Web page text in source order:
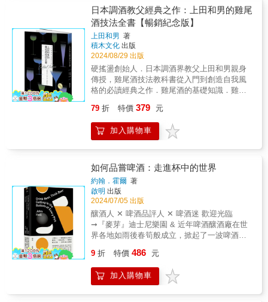
酒原料的思考、超越慣性思考的發酵時間
&hellip;&hellip;，再次刷新既有的品飲觀念。 ▌
使徒1．謎底 #當瑕疵的美成為雋永 ▌使徒2．
創新 #無須桶陳也很好喝 ▌使徒3．顛覆 #顛覆
既有，是為了持續探索 ▌使徒4．跳脫 #印度人
製作威士忌的文化衝擊 ▌使徒5．禪意 #不急不
徐的隱約之美 ▌使徒6．單一 #專屬自己的，或
許才是最佳定位 ▌使徒7．自然 #順應自然的理
想製程 ▌使徒8．極致 #萬中選一的極致之美 ▌
使徒9．傳承 #職人們數十年如一日的工藝之心
▌使徒11．和諧 #前所未有，威士忌最美好的時
代 ▌使徒12．醬味 #跳脫慣性思考的發酵時間
的入門酒款▌主題2．和朋友聚會自在喝的易飲
酒款▌主題3．推坑另一半一起喝的推薦酒款▌
主題4．喜歡果香味的入門酒款▌主題5．見威咖
岳父、生意夥伴適合的酒款▌主題6．喝一瓶少
一瓶的逸品酒款▌主題7．跟懂酒的威咖朋友一
起喝的稍進階款★特別收錄．專欄──威士忌裡
的台灣氣味★ 喝威士忌只能用西洋風味輪來描
述或交流嗎？其實威士忌裡也有台灣味！！
Steven以你我熟悉的風味字詞：水果、醬香、
辣味、海風、蔥薑蒜、原住民香料、茶香等，
更輕鬆地理解威士忌裡的美妙風味。Chapter4
執杯大師的新．12使徒十多年前，林一峰老師
寫下《尋找屬於自己的12使徒》，書中分享當
到製程的精細、因瑕疵而生的夢幻氣味、職人
的工藝之心、開始重視製酒原料的思考、超越
慣性思考的發酵時間&hellip;&hellip;，再次刷新
既有的品飲觀念。▌使徒1．謎底 #當瑕疵的美
成為雋永▌使徒2．創新 #無須桶陳也很好喝▌使
徒3．顛覆 #顛覆既有，是為了持續探索▌使徒
4．跳脫 #印度人製作威士忌的文化衝擊▌使徒
專屬自己的，或許才是最佳定位▌使徒7．自然
的極致之美▌使徒9．傳承 #職人們數十年如一
日的工藝之心▌使徒10．平衡 #將所有變因調配
成完美的不變▌使徒11．和諧 #前所未有，威士
食生活作家‧《Yilan美食生活玩家》網站主人｜
葉怡蘭&bull; 米絲阿樂局調酒專賣｜癮型人&嗜
酒人專業分享～&bull; INDULGE 餐酒館創辦
人、華人雞尾酒教父｜Aki Wang鉅細靡遺的內
容，精美簡約的圖文，將經典雞尾酒再昇華，
很適合對調酒文化有興趣的人入手！&&bull; 女
子飲酒誌主理人｜梁岱琦這是一本調酒師的宣
言，如同英文書名的副標，先思考、再喝、再
還有那無處不在的講究和哲學，或許就能品嚐
美味雞尾酒。&《調酒的技藝》是由詹姆斯・比
爾德獎（James Beard Award）得主、著名調
酒師托比・馬洛尼（Toby Maloney）和芝加哥
知名酒吧「暮色時刻」（The Violet Hour） 團
隊共同編寫的一本調酒指南。本書從調酒的基
礎概念出發，旨在教授讀者如何掌握調酒的技
巧，並在此基礎上創造出屬於自己的創意調
酒，宛如資深酒保一般自信 從容地創造出獨特
的飲品。&開幕於2007年的「暮色時刻」，是
美國調酒界的先鋒之一，他們不僅注重經典調
酒配方的精準重現，更強調創意的展現與靈活
的變化。酒吧的調酒師們不僅尊重傳統，懂得
精確製作經典調酒，但同時也喜愛打破公式、
發揮創意，並在有限的原料中激發靈感創造新
的飲品。本書同樣延續了「暮色時刻」的精
神，作者不藏私地公開了他們培養店內調酒師
種、產地、製程、必備知識，以及如何品飲、
選購、存放、運用和餐酒搭配等實用建議。◆
帶領讀者深入了解葡萄酒，並打破迷思，用知
識和五感去領略葡萄酒的魅力。◆書末並附有
葡萄酒小事典和品飲字彙表，方便讀者查索參
考。◆本書適合以下讀者：有小酌習慣，但沒
人教；沒上過課，會上網找資料或參加討論；
買過也收藏一些酒，但對各種資訊有疑慮；喜
歡葡萄酒的味道，但不知道如何品飲或喝得對
不對。「葡萄酒濃縮了時空，化做口中直接的
品種，想了解產區有什麼背景與故事，想探索
品種該有什麼風味。這本書所有的鋪陳都在幫
助你完成親近葡萄酒的『基本動作』，但我更
奇心推著我一路向前，好似高空跳傘般無畏且
樂趣盎然。希望讀這本書的你也是一樣，杯酒
見淳真，杯酒亦見人生。」──本書作者 陳上智
你因為葡萄酒是西方產物而有距離感，喝葡萄
酒的儀式和器具眾多而裹足不前？你以為好酒
必定價高、老藤就是品質保證，紅酒配紅肉、
白酒配白肉一定沒錯？你不知道該如何品飲、
種、風土、新舊世界、釀酒哲學？哪裡又是葡
萄酒的明日之星或滄海遺珠？資深葡萄酒講師
陳上智，以其20餘年專業經驗，深入探察各地
日本調酒教父經典之作：上田和男的雞尾
酒技法全書【暢銷紀念版】
上田和男 著
積木文化 出版
2024/08/29 出版
硬搖盪創始人．日本調酒界教父上田和男親身
傳授，雞尾酒技法教科書從入門到創造自我風
格的必讀經典之作．雞尾酒的基礎知識．雞尾
硬搖盪的發明緣起及技巧解析．30道經典酒譜
及30道上田原創酒譜雞尾酒作為西洋文化的一
環，在二次世界大戰後傳入日本，並在舉辦東
不但以自身文化包容了這項源自西方的品飲文
化，還進一步衍生出日本特有的風格，無論是
風味層次和技術層面都更加精進，並發展出與
眾不同的調味和調配手法，並屢屢在全球雞尾
酒大賽中有出類拔萃的表現。有日本調酒教父
美譽的上田和男，在經年累月鑽研雞尾酒道
中，開發出硬搖盪（hard shake）調製法，此
後來自世界各地調酒師的矚目紛至沓來，甚至
獲得紐約時報報導。大約於2000年出版的本書
文。原本以西洋文化之姿傳入日本的雞尾酒技
術，反而從日本推廣至海外。多年下來，基於
將雞尾酒技術廣泛傳授予新世代的理念，上田
79 折 特價 379 元
加入購物車
如何品嘗啤酒：走進杯中的世界
約翰．霍爾 著
啟明 出版
2024/07/05 出版
釀酒人 ✕ 啤酒品評人 ✕ 啤酒迷 歡迎光臨
➞『麥芽』迪士尼樂園 & 近年啤酒釀酒廠在世
界各地如雨後春筍般成立，掀起了一波啤酒革
翰‧霍爾，暢談現代啤酒復興運動的精彩故事，
帶領讀者一步步進入這個由水、麥芽、啤酒
花、酵母組成的世界。從分辨啤酒的好與壞、
9 折 特價 486 元
加入購物車